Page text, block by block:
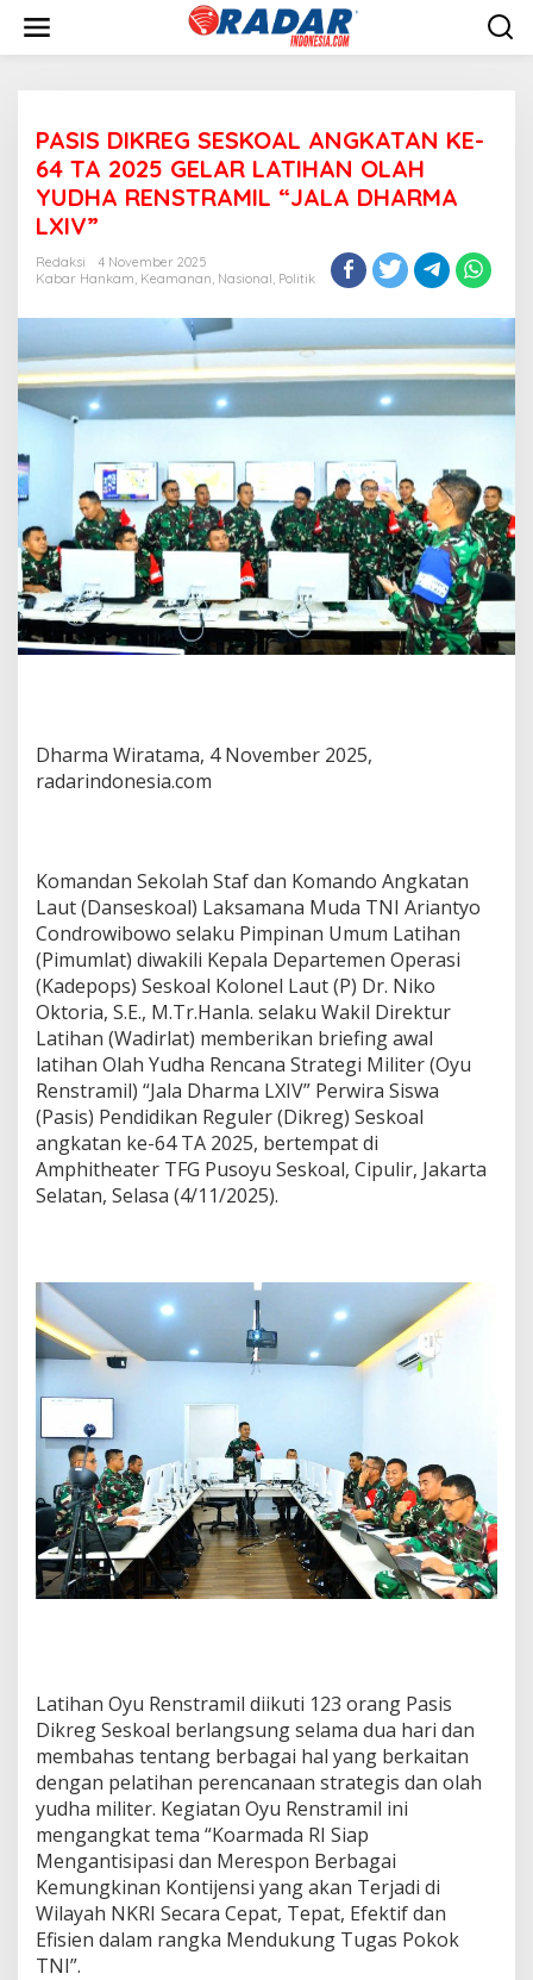
w
PASIS DIKREG SESKOAL ANGKATAN KE-
64 TA 2025 GELAR LATIHAN OLAH
YUDHA RENSTRAMIL “JALA DHARMA
LXIV”
Redaksi
4 November 2025
Kabar Hankam, Keamanan, Nasional, Politik
Dharma Wiratama, 4 November 2025,
radarindonesia.com
Komandan Sekolah Staf dan Komando Angkatan
Laut (Danseskoal) Laksamana Muda TNI Ariantyo
Condrowibowo selaku Pimpinan Umum Latihan
(Pimumlat) diwakili Kepala Departemen Operasi
(Kadepops) Seskoal Kolonel Laut (P) Dr. Niko
Oktoria, S.E., M.Tr.Hanla. selaku Wakil Direktur
Latihan (Wadirlat) memberikan briefing awal
latihan Olah Yudha Rencana Strategi Militer (Oyu
Renstramil) “Jala Dharma LXIV” Perwira Siswa
(Pasis) Pendidikan Reguler (Dikreg) Seskoal
angkatan ke-64 TA 2025, bertempat di
Amphitheater TFG Pusoyu Seskoal, Cipulir, Jakarta
Selatan, Selasa (4/11/2025).
Latihan Oyu Renstramil diikuti 123 orang Pasis
Dikreg Seskoal berlangsung selama dua hari dan
membahas tentang berbagai hal yang berkaitan
dengan pelatihan perencanaan strategis dan olah
yudha militer. Kegiatan Oyu Renstramil ini
mengangkat tema “Koarmada RI Siap
Mengantisipasi dan Merespon Berbagai
Kemungkinan Kontijensi yang akan Terjadi di
Wilayah NKRI Secara Cepat, Tepat, Efektif dan
Efisien dalam rangka Mendukung Tugas Pokok
TNI”.